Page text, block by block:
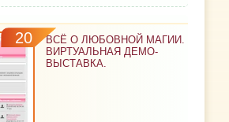
20
ВСЁ О ЛЮБОВНОЙ МАГИИ.
ВИРТУАЛЬНАЯ ДЕМО-
ВЫСТАВКА.